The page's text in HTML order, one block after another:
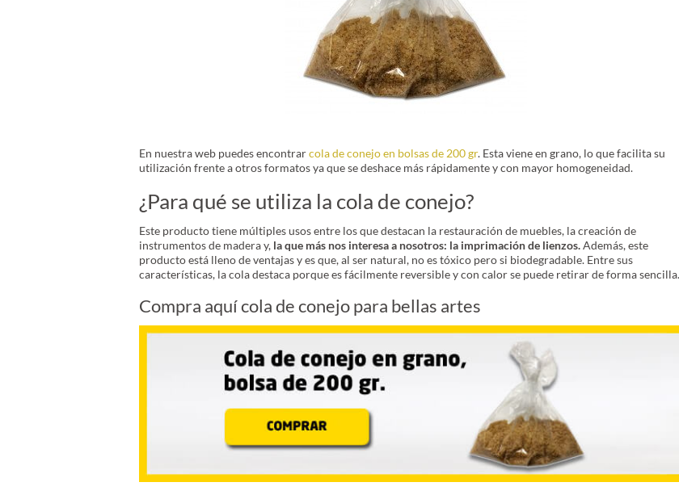
En nuestra web puedes encontrarcola de conejo en bolsas de 200 gr. Esta viene en grano, lo que facilita su
utilización frente a otros formatos ya que se deshace más rápidamente y con mayor homogeneidad.
¿Para qué se utiliza la cola de conejo?
Este producto tiene múltiples usos entre los que destacan la restauración de muebles, la creación de
instrumentos de madera y, la que más nos interesa a nosotros: la imprimación de lienzos.Además, este
producto está lleno de ventajas y es que, al ser natural, no es tóxico pero si biodegradable. Entre sus
características, la cola destaca porque es fácilmente reversible y con calor se puede retirar de forma sencilla.
Compra aquí cola de conejo para bellas artes